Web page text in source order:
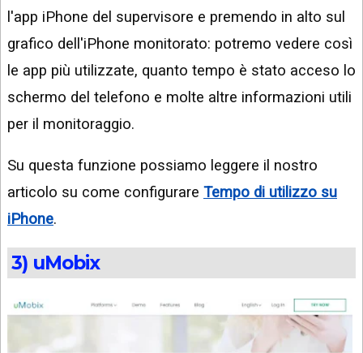
l'app iPhone del supervisore e premendo in alto sul
grafico dell'iPhone monitorato: potremo vedere così
le app più utilizzate, quanto tempo è stato acceso lo
schermo del telefono e molte altre informazioni utili
per il monitoraggio.
Su questa funzione possiamo leggere il nostro
articolo su come configurare Tempo di utilizzo su
iPhone.
3) uMobix